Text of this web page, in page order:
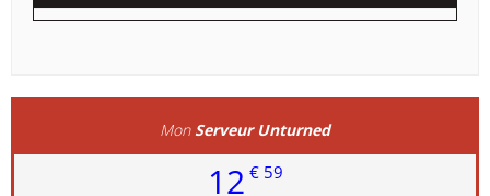
Mon Serveur Unturned
12 € 59